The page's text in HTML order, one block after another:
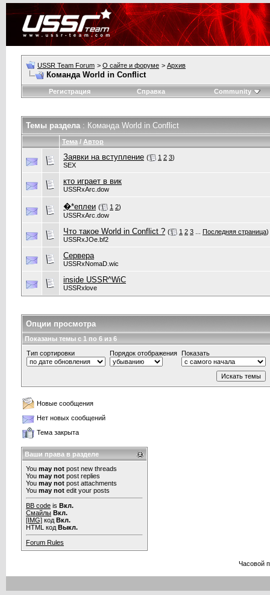
USSR Team Forum > О сайте и форуме > Архив
Команда World in Conflict
Регистрация Справка Community
Темы раздела: Команда World in Conflict
Тема / Автор
Заявки на вступление ( 1 2 3)
SEX
кто играет в вик
USSRxArc.dow
�*еплеи ( 1 2)
USSRxArc.dow
Что такое World in Conflict ? ( 1 2 3 Последняя страница)
USSRxJOe.bf2
Сервера
USSRxNomaD.wic
inside USSR^WiC
USSRxlove
Опции просмотра
Показаны темы с 1 по 6 из 6
Тип сортировки
Порядок отображения Показать
Новые сообщения
Нет новых сообщений
Тема закрыта
Ваши права в разделе
You may not post new threads
You may not post replies
You may not post attachments
You may not edit your posts
BB code is Вкл.
Смайлы Вкл.
[IMG] код Вкл.
HTML код Выкл.
Forum Rules
Часовой